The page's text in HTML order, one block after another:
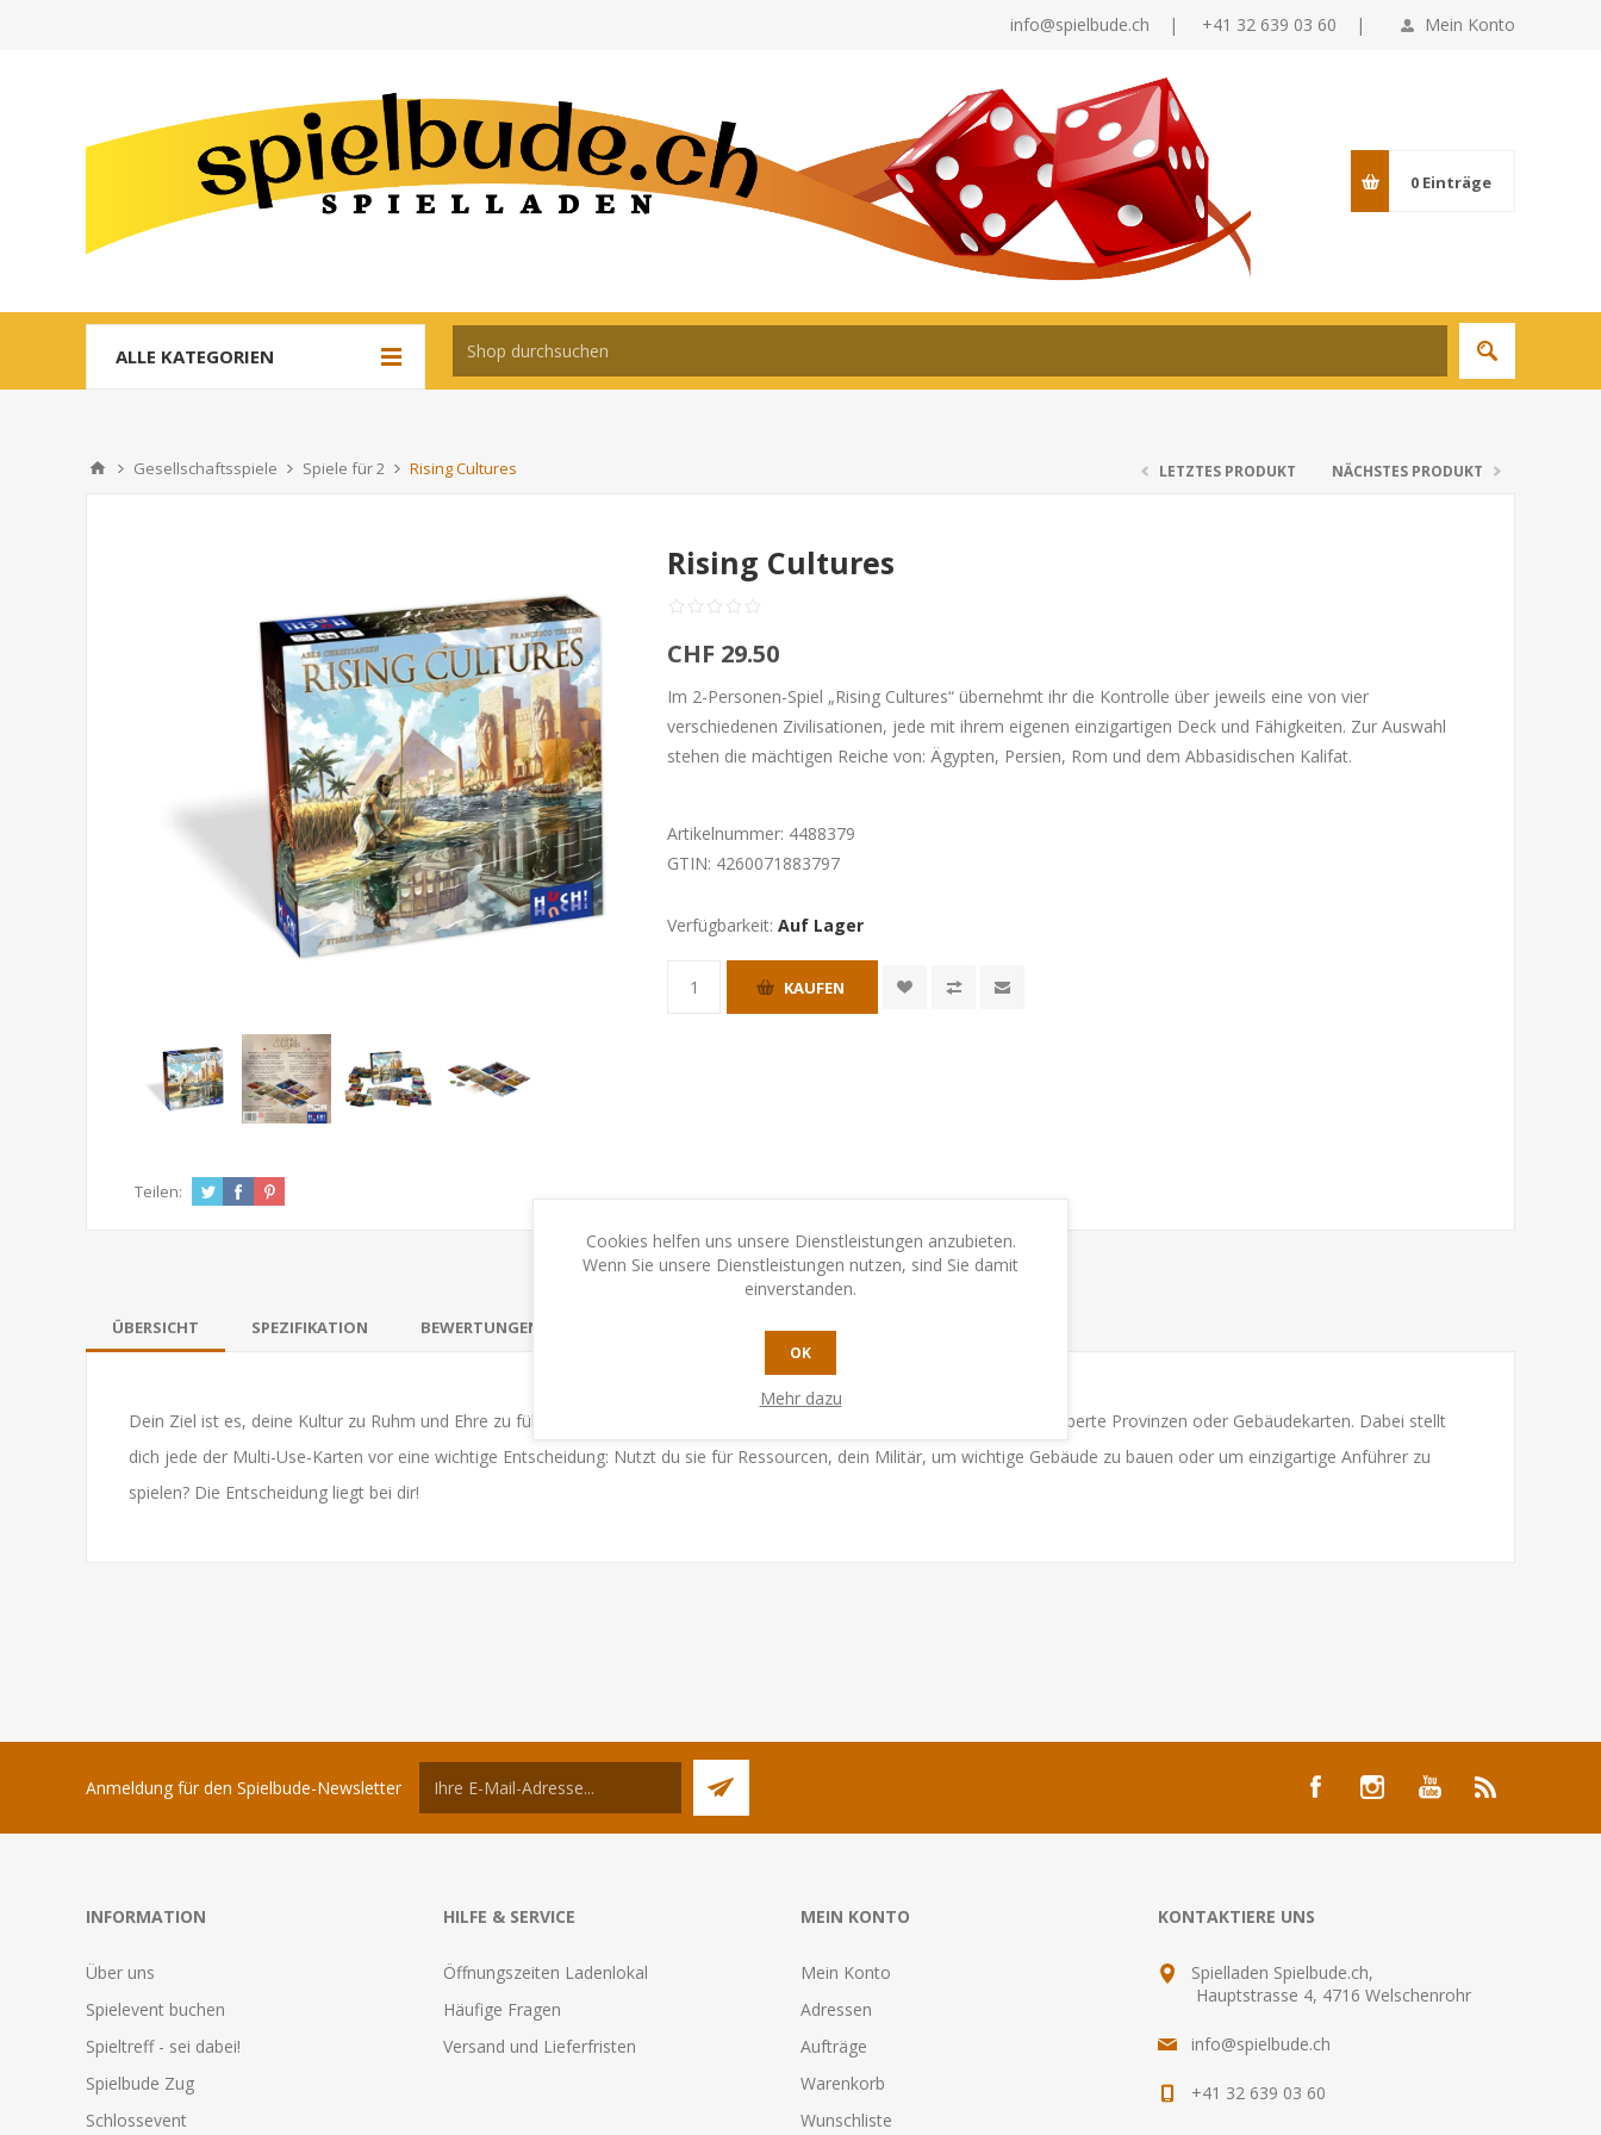
Mein Konto
info@spielbude.ch | +41 32 639 03 60 |
0 Einträge
ALLE KATEGORIEN
Gesellschaftsspiele Spiele für 2 Rising Cultures LETZTES PRODUKT NÄCHSTES PRODUKT
Rising Cultures
CHF 29.50
Im 2-Personen-Spiel „Rising Cultures“ übernehmt ihr die Kontrolle über jeweils eine von vier
verschiedenen Zivilisationen, jede mit ihrem eigenen einzigartigen Deck und Fähigkeiten. Zur Auswahl
stehen die mächtigen Reiche von: Ägypten, Persien, Rom und dem Abbasidischen Kalifat.
Artikelnummer: 4488379
GTIN: 4260071883797
Verfügbarkeit: Auf Lager
KAUFEN
Teilen:
ÜBERSICHT SPEZIFIKATION BEWERTUNGEN KONTAKTIEREN SIE UNS
Dein Ziel ist es, deine Kultur zu Ruhm und Ehre zu führen – um das zu erreichen, sammelst du Siegpunkte, etwa durch eroberte Provinzen oder Gebäudekarten. Dabei stellt
dich jede der Multi-Use-Karten vor eine wichtige Entscheidung: Nutzt du sie für Ressourcen, dein Militär, um wichtige Gebäude zu bauen oder um einzigartige Anführer zu
spielen? Die Entscheidung liegt bei dir!
Anmeldung für den Spielbude-Newsletter
INFORMATION
Über uns
Spielevent buchen
Spieltreff - sei dabei!
Spielbude Zug
Schlossevent
HILFE & SERVICE
Öffnungszeiten Ladenlokal
Häufige Fragen
Versand und Lieferfristen
MEIN KONTO
Mein Konto
Adressen
Aufträge
Warenkorb
Wunschliste
KONTAKTIERE UNS
Spielladen Spielbude.ch,
Hauptstrasse 4, 4716 Welschenrohr
info@spielbude.ch
+41 32 639 03 60
Cookies helfen uns unsere Dienstleistungen anzubieten.
Wenn Sie unsere Dienstleistungen nutzen, sind Sie damit
einverstanden.
OK
Mehr dazu